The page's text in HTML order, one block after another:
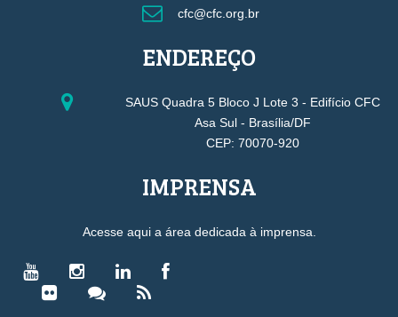
cfc@cfc.org.br
ENDEREÇO
SAUS Quadra 5 Bloco J Lote 3 - Edifício CFC
Asa Sul - Brasília/DF
CEP: 70070-920
IMPRENSA
Acesse aqui a área dedicada à imprensa.